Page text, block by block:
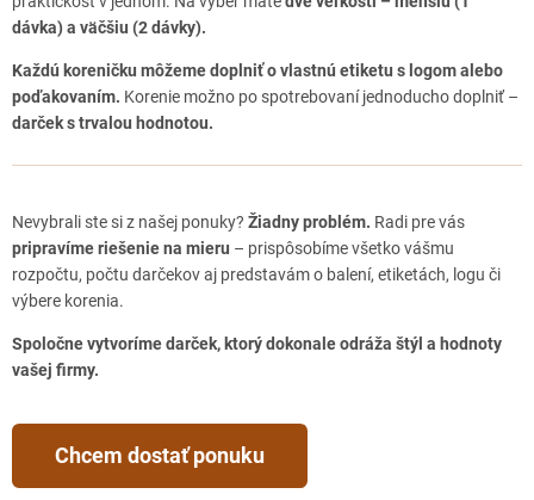
dávka) a väčšiu (2 dávky).
Každú koreničku môžeme doplniť o vlastnú etiketu s logom alebo
poďakovaním. Korenie možno po spotrebovaní jednoducho doplniť –
darček s trvalou hodnotou.
Nevybrali ste si z našej ponuky? Žiadny problém. Radi pre vás
pripravíme riešenie na mieru – prispôsobíme všetko vášmu
rozpočtu, počtu darčekov aj predstavám o balení, etiketách, logu či
výbere korenia.
Spoločne vytvoríme darček, ktorý dokonale odráža štýl a hodnoty
vašej firmy.
Chcem dostať ponuku